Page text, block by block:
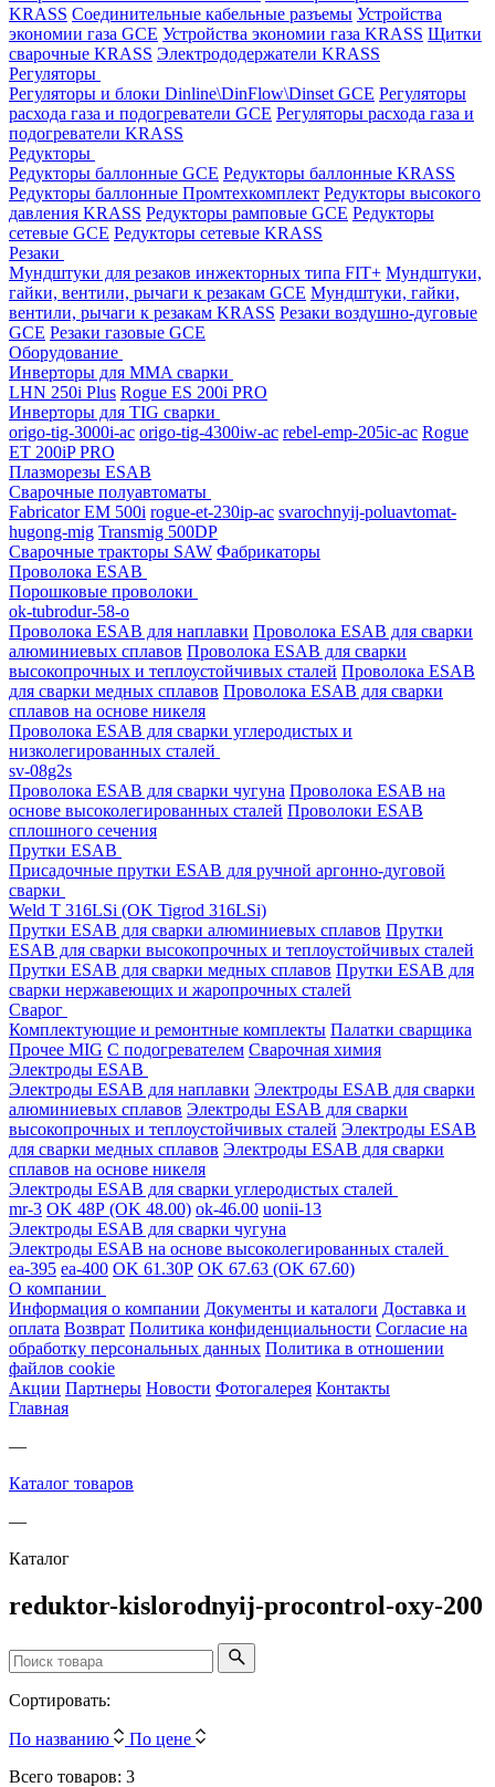
KRASS Соединительные кабельные разъемы Устройства
экономии газа GCE Устройства экономии газа KRASS Щитки
сварочные KRASS Электрододержатели KRASS
Регуляторы
Регуляторы и блоки Dinline\DinFlow\Dinset GCE Регуляторы
расхода газа и подогреватели GCE Регуляторы расхода газа и
подогреватели KRASS
Редукторы
Редукторы баллонные GCE Редукторы баллонные KRASS
Редукторы баллонные Промтехкомплект Редукторы высокого
давления KRASS Редукторы рамповые GCE Редукторы
сетевые GCE Редукторы сетевые KRASS
Резаки
Мундштуки для резаков инжекторных типа FIT+ Мундштуки,
гайки, вентили, рычаги к резакам GCE Мундштуки, гайки,
вентили, рычаги к резакам KRASS Резаки воздушно-дуговые
GCE Резаки газовые GCE
Оборудование
Инверторы для MMA сварки
LHN 250i Plus Rogue ES 200i PRO
Инверторы для TIG сварки
origo-tig-3000i-ac origo-tig-4300iw-ac rebel-emp-205ic-ac Rogue
ET 200iP PRO
Плазморезы ESAB
Сварочные полуавтоматы
Fabricator EM 500i rogue-et-230ip-ac svarochnyij-poluavtomat-
hugong-mig Transmig 500DP
Сварочные тракторы SAW Фабрикаторы
Проволока ESAB
Порошковые проволоки
ok-tubrodur-58-o
Проволока ESAB для наплавки Проволока ESAB для сварки
алюминиевых сплавов Проволока ESAB для сварки
высокопрочных и теплоустойчивых сталей Проволока ESAB
для сварки медных сплавов Проволока ESAB для сварки
сплавов на основе никеля
Проволока ESAB для сварки углеродистых и
низколегированных сталей
sv-08g2s
Проволока ESAB для сварки чугуна Проволока ESAB на
основе высоколегированных сталей Проволоки ESAB
сплошного сечения
Прутки ESAB
Присадочные прутки ESAB для ручной аргонно-дуговой
сварки
Weld T 316LSi (OK Tigrod 316LSi)
Прутки ESAB для сварки алюминиевых сплавов Прутки
ESAB для сварки высокопрочных и теплоустойчивых сталей
Прутки ESAB для сварки медных сплавов Прутки ESAB для
сварки нержавеющих и жаропрочных сталей
Сварог
Комплектующие и ремонтные комплекты Палатки сварщика
Прочее MIG С подогревателем Сварочная химия
Электроды ESAB
Электроды ESAB для наплавки Электроды ESAB для сварки
алюминиевых сплавов Электроды ESAB для сварки
высокопрочных и теплоустойчивых сталей Электроды ESAB
для сварки медных сплавов Электроды ESAB для сварки
сплавов на основе никеля
Электроды ESAB для сварки углеродистых сталей
mr-3 OK 48Р (OK 48.00) ok-46.00 uonii-13
Электроды ESAB для сварки чугуна
Электроды ESAB на основе высоколегированных сталей
ea-395 ea-400 OK 61.30Р OK 67.63 (OK 67.60)
О компании
Информация о компании Документы и каталоги Доставка и
оплата Возврат Политика конфиденциальности Согласие на
обработку персональных данных Политика в отношении
файлов cookie
Акции Партнеры Новости Фотогалерея Контакты
Главная
—
Каталог товаров
—
Каталог
reduktor-kislorodnyij-procontrol-oxy-200
Сортировать:
По названию
По цене
Всего товаров: 3